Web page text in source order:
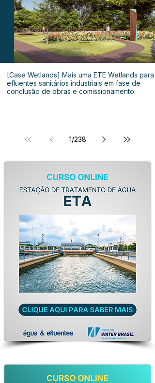
[Case Wetlands] Mais uma ETE Wetlands para
efluentes sanitários industriais em fase de
conclusão de obras e comissionamento
1/238